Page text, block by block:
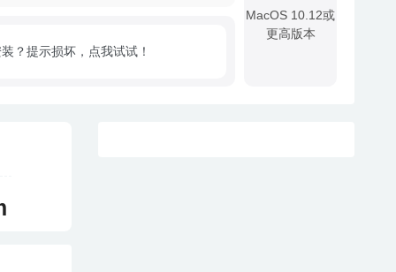
MacOS 10.12或
更高版本
？提示损坏，点我试试！